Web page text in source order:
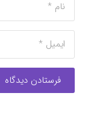
فرستادن دیدگاه